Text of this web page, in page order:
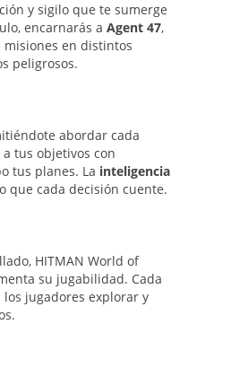
y sigilo que te sumerge
encarnarás a Agent 47,
en distintos
peligrosos.
abordar cada
tus objetivos con
tus planes. La inteligencia
que cada decisión cuente.
HITMAN World of
su jugabilidad. Cada
jugadores explorar y